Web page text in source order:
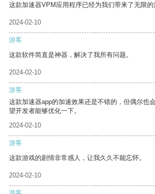
这款加速器VPM应用程序已经为我们带来了无限的
2024-02-10
游客
这款软件简直是神器，解决了我所有问题。
2024-02-10
游客
这款加速器app的加速效果还是不错的，但偶尔也
望开发者能够优化一下。
2024-02-10
游客
这款游戏的剧情非常感人，让我久久不能忘怀。
2024-02-10